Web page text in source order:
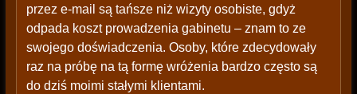
przez e-mail są tańsze niż wizyty osobiste, gdyż
odpada koszt prowadzenia gabinetu – znam to ze
swojego doświadczenia. Osoby, które zdecydowały
raz na próbę na tą formę wróżenia bardzo często są
do dziś moimi stałymi klientami.